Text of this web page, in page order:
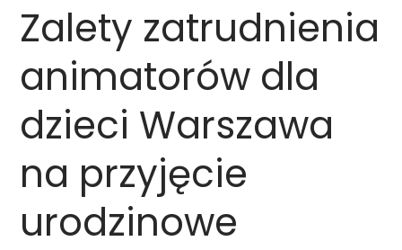
Zalety zatrudnienia
animatorów dla
dzieci Warszawa
na przyjęcie
urodzinowe